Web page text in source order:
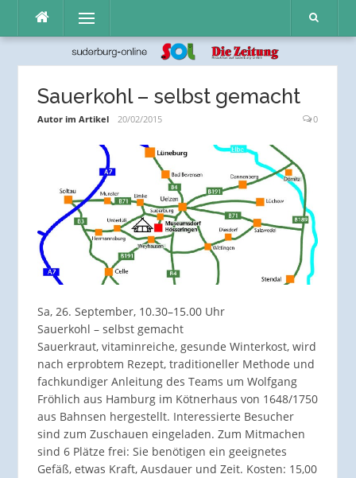
Inhalt
Menü
Sauerkohl – selbst gemacht
Autor im Artikel 20/02/2015 0
Sa, 26. September, 10.30–15.00 Uhr
Sauerkohl – selbst gemacht
Sauerkraut, vitaminreiche, gesunde Winterkost, wird
nach erprobtem Rezept, traditioneller Methode und
fachkundiger Anleitung des Teams um Wolfgang
Fröhlich aus Hamburg im Kötnerhaus von 1648/1750
aus Bahnsen hergestellt. Interessierte Besucher
sind zum Zuschauen eingeladen. Zum Mitmachen
sind 6 Plätze frei: Sie benötigen ein geeignetes
Gefäß, etwas Kraft, Ausdauer und Zeit. Kosten: 15,00